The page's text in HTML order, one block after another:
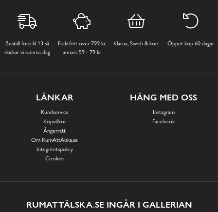
Beställ före kl 13 så
skickar vi samma dag
Fraktfritt över 799 kr,
annars 59 - 79 kr
Klarna, Swish & kort Öppet köp 60 dagar
LÄNKAR
Kundservice
Köpvillkor
Ångerrätt
Om RumAttÄlska.se
Integritetspolicy
Cookies
HÄNG MED OSS
Instagram
Facebook
RUMATTÄLSKA.SE INGÅR I GALLERIAN